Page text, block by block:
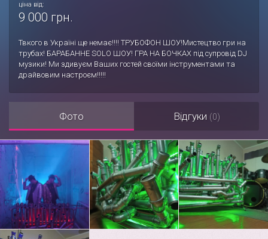
ціна від:
9 000 грн.
Твкого в Україні ще немає!!!! ТРУБОФОН ШОУ!Мистецтво гри на
трубах! БАРАБАННЕ SOLO ШОУ! ГРА НА БОЧКАХ під супровід DJ
музики! Ми здивуєм Ваших гостей своїми інструментами та
драйвовим настроєм!!!!!
Фото Відгуки (0)